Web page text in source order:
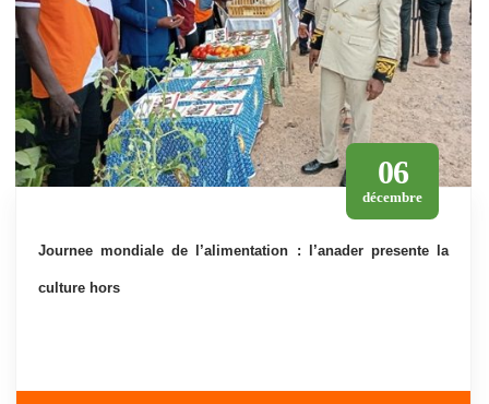
06
décembre
journee mondiale de l’alimentation : l’anader presente la
culture hors